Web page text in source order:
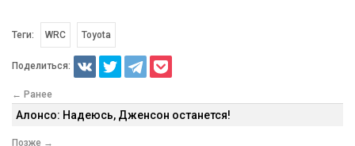
Теги: WRC Toyota
Поделиться:
← Ранее
Алонсо: Надеюсь, Дженсон останется!
Позже →